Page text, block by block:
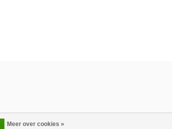
Meer over cookies »